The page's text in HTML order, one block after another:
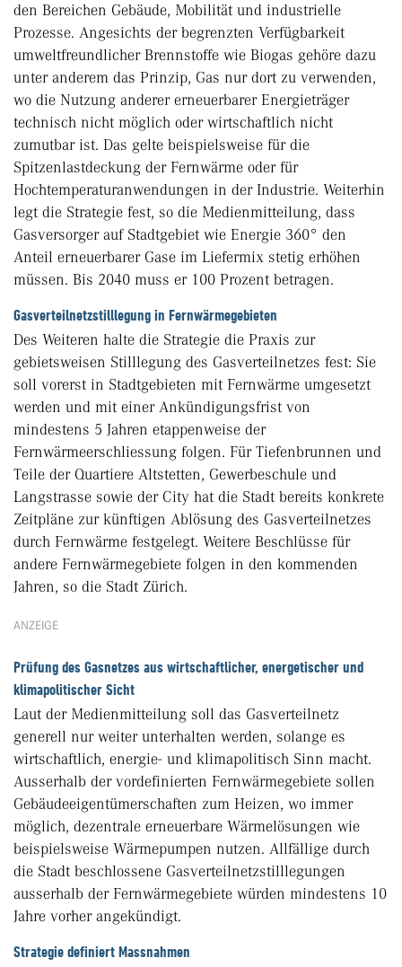
den Bereichen Gebäude, Mobilität und industrielle
Prozesse. Angesichts der begrenzten Verfügbarkeit
umweltfreundlicher Brennstoffe wie Biogas gehöre dazu
unter anderem das Prinzip, Gas nur dort zu verwenden,
wo die Nutzung anderer erneuerbarer Energieträger
technisch nicht möglich oder wirtschaftlich nicht
zumutbar ist. Das gelte beispielsweise für die
Spitzenlastdeckung der Fernwärme oder für
Hochtemperaturanwendungen in der Industrie. Weiterhin
legt die Strategie fest, so die Medienmitteilung, dass
Gasversorger auf Stadtgebiet wie Energie 360° den
Anteil erneuerbarer Gase im Liefermix stetig erhöhen
müssen. Bis 2040 muss er 100 Prozent betragen.
Gasverteilnetzstilllegung in Fernwärmegebieten
Des Weiteren halte die Strategie die Praxis zur
gebietsweisen Stilllegung des Gasverteilnetzes fest: Sie
soll vorerst in Stadtgebieten mit Fernwärme umgesetzt
werden und mit einer Ankündigungsfrist von
mindestens 5 Jahren etappenweise der
Fernwärmeerschliessung folgen. Für Tiefenbrunnen und
Teile der Quartiere Altstetten, Gewerbeschule und
Langstrasse sowie der City hat die Stadt bereits konkrete
Zeitpläne zur künftigen Ablösung des Gasverteilnetzes
durch Fernwärme festgelegt. Weitere Beschlüsse für
andere Fernwärmegebiete folgen in den kommenden
Jahren, so die Stadt Zürich.
ANZEIGE
Prüfung des Gasnetzes aus wirtschaftlicher, energetischer und
klimapolitischer Sicht
Laut der Medienmitteilung soll das Gasverteilnetz
generell nur weiter unterhalten werden, solange es
wirtschaftlich, energie- und klimapolitisch Sinn macht.
Ausserhalb der vordefinierten Fernwärmegebiete sollen
Gebäudeeigentümerschaften zum Heizen, wo immer
möglich, dezentrale erneuerbare Wärmelösungen wie
beispielsweise Wärmepumpen nutzen. Allfällige durch
die Stadt beschlossene Gasverteilnetzstilllegungen
ausserhalb der Fernwärmegebiete würden mindestens 10
Jahre vorher angekündigt.
Strategie definiert Massnahmen